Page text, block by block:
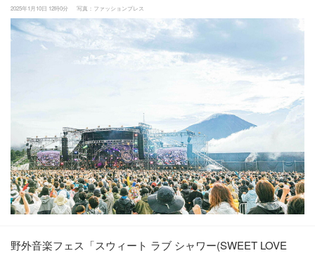
2025年1月10日 12時0分 写真：ファッションプレス
野外音楽フェス「スウィート ラブ シャワー(SWEET LOVE